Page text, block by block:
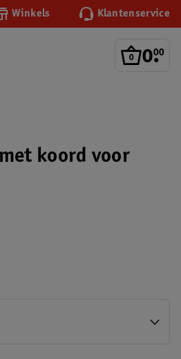
Winkels Klantenservice
0.
00
koord voor